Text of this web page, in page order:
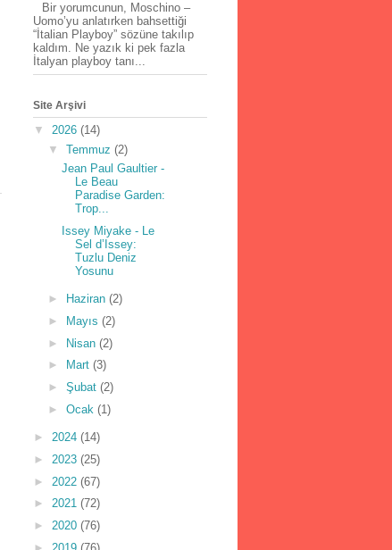
Bir yorumcunun, Moschino –
Uomo’yu anlatırken bahsettiği
“İtalian Playboy” sözüne takılıp
kaldım. Ne yazık ki pek fazla
İtalyan playboy tanı...
Site Arşivi
▼ 2026 (14)
▼ Temmuz (2)
Jean Paul Gaultier -
Le Beau
Paradise Garden:
Trop...
Issey Miyake - Le
Sel d’Issey:
Tuzlu Deniz
Yosunu
► Haziran (2)
►
Mayıs (2)
► Nisan (2)
►
Mart (3)
► Şubat (2)
► Ocak (1)
► 2024 (14)
► 2023 (25)
► 2022 (67)
► 2021 (72)
► 2020 (76)